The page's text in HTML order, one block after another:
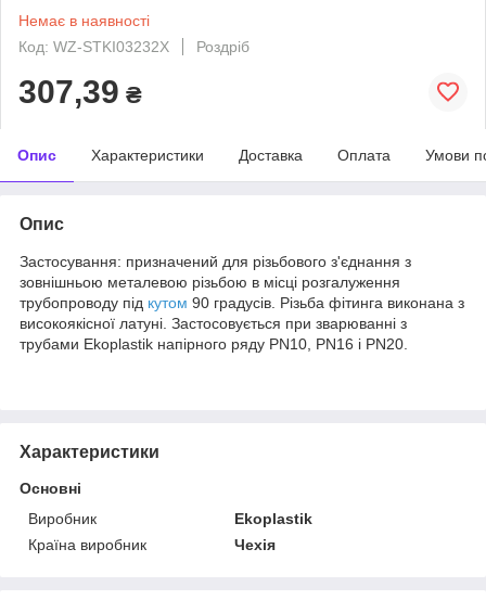
Немає в наявності
Код: WZ-STKI03232X
Роздріб
307,39 ₴
Опис Характеристики Доставка Оплата Умови
Опис
Застосування: призначений для різьбового з'єднання з
зовнішньою металевою різьбою в місці розгалуження
трубопроводу під кутом 90 градусів. Різьба фітинга виконана з
високоякісної латуні. Застосовується при зварюванні з
трубами Ekoplastik напірного ряду PN10, PN16 і PN20.
Характеристики
Основні
Виробник
Ekoplastik
Країна виробник
Чехія